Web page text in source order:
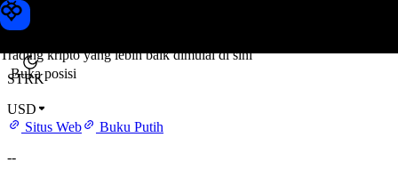
Trading kripto yang lebih baik dimulai di sini
Buka posisi
Harga Starknet
STRK
USD
Situs Web
Buku Putih
--